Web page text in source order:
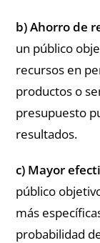
b) Ahorro de
un público
recursos en
productos o
presupuesto
resultados.
c) Mayor
público
más
probabilidad